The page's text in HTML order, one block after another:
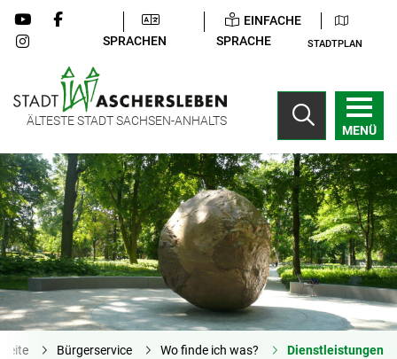
SPRACHEN
EINFACHE
SPRACHE
STADTPLAN
ÄLTESTE STADT SACHSEN-ANHALTS
MENÜ
Bürgerservice Wo finde ich was? Dienstleistungen